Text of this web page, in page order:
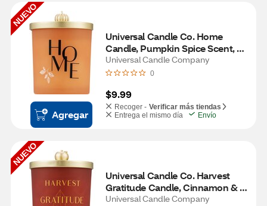
NUEVO
Agregar
Universal Candle Co. Home
Candle, Pumpkin Spice Scent,
9.5 oz
Universal Candle Company
0
$9.99
Recoger - Verificar más tiendas
Entrega el mismo día
Envío
NUEVO
Universal Candle Co. Harvest
Gratitude Candle, Cinnamon &
Apple Scent, 9.5 oz
Universal Candle Company